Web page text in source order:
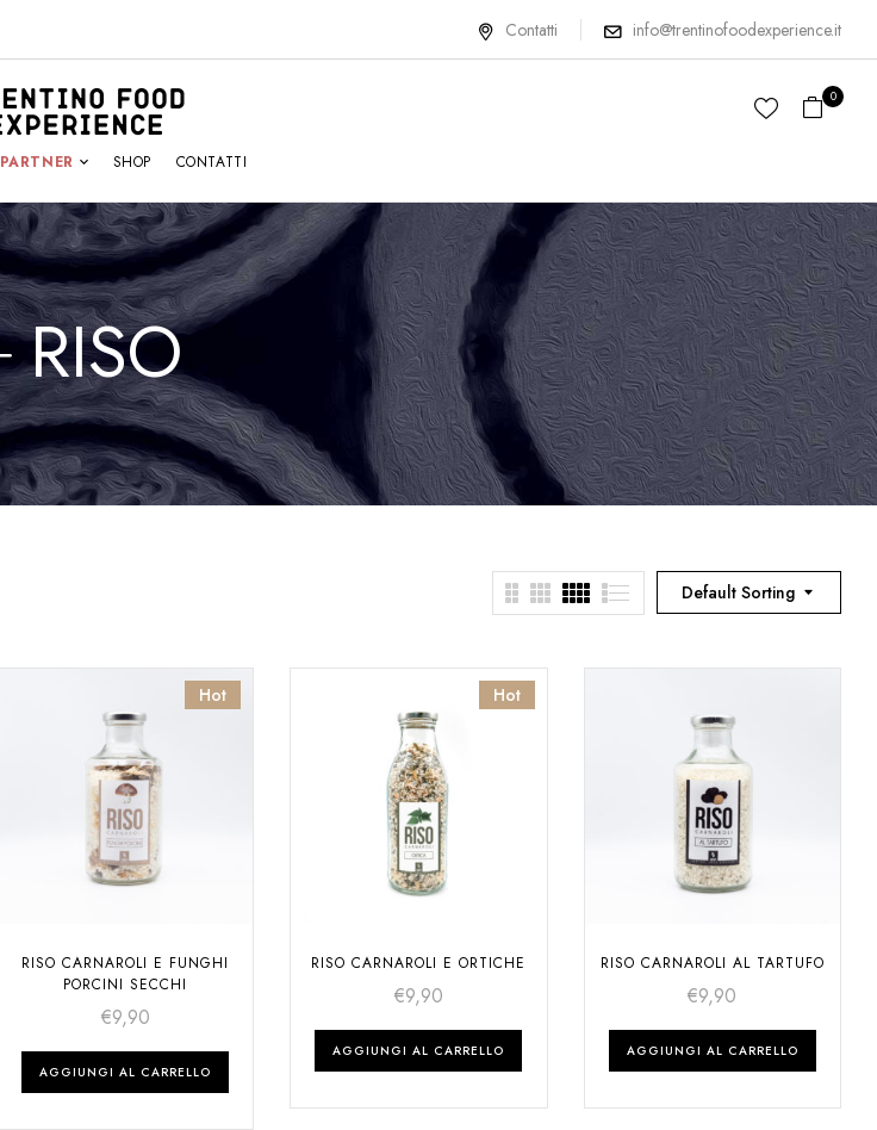
Contatti info@trentinofoodexperience.it
0
PARTNER SHOP CONTATTI
RISO
Default Sorting
Hot
RISO CARNAROLI E FUNGHI
PORCINI SECCHI
€9,90
AGGIUNGI AL CARRELLO
Hot
RISO CARNAROLI E ORTICHE
€9,90
AGGIUNGI AL CARRELLO
RISO CARNAROLI AL TARTUFO
€9,90
AGGIUNGI AL CARRELLO